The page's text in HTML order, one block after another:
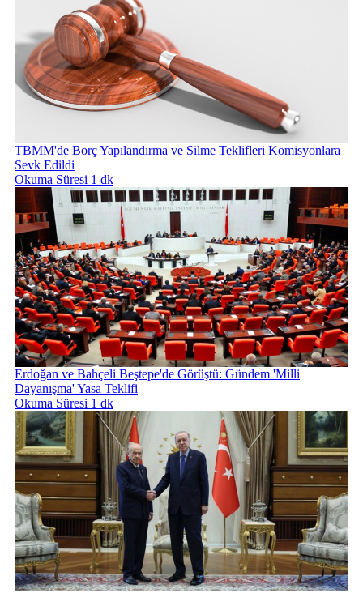
TBMM'de Borç Yapılandırma ve Silme Teklifleri Komisyonlara
Sevk Edildi
Okuma Süresi 1 dk
Erdoğan ve Bahçeli Beştepe'de Görüştü: Gündem 'Milli
Dayanışma' Yasa Teklifi
Okuma Süresi 1 dk